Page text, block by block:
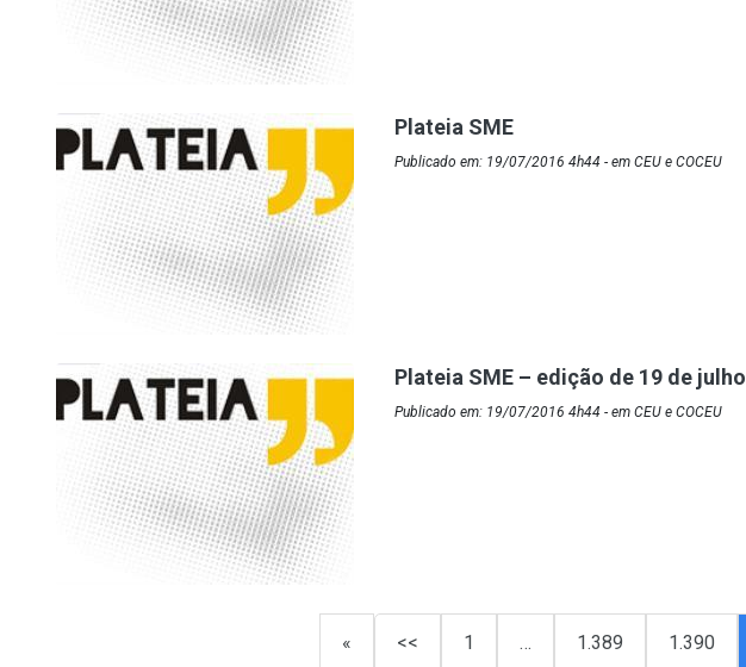
Plateia SME
Publicado em: 19/07/2016 4h44 - em CEU e COCEU
Plateia SME – edição de 19 de julho
Publicado em: 19/07/2016 4h44 - em CEU e COCEU
« << 1 … 1.389 1.390